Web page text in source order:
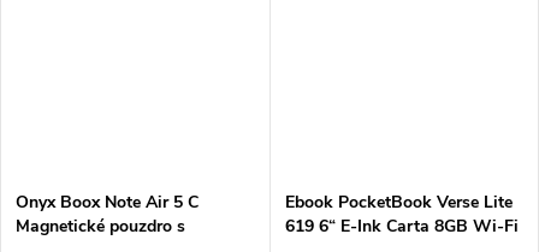
Onyx Boox Note Air 5 C
Magnetické pouzdro s
Ebook PocketBook Verse Lite
619 6“ E-Ink Carta 8GB Wi-Fi